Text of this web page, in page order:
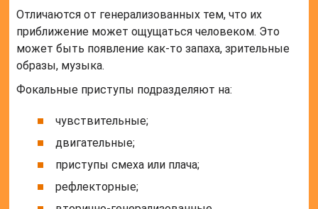
Отличаются от генерализованных тем, что их
приближение может ощущаться человеком. Это
может быть появление как-то запаха, зрительные
образы, музыка.
Фокальные приступы подразделяют на:
чувствительные;
двигательные;
приступы смеха или плача;
рефлекторные;